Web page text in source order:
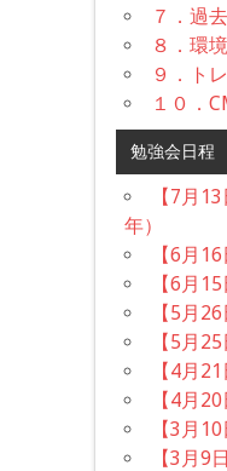
７．過
８．環
９．ト
１０．
勉強会日程
【7月
年）
【6月
【6月
【5月
【5月
【4月
【4月
【3月
【3月9